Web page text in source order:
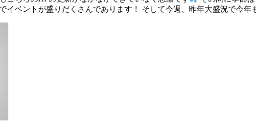
イベントが盛りだくさんであります！ そして今週、昨年大盛況で今